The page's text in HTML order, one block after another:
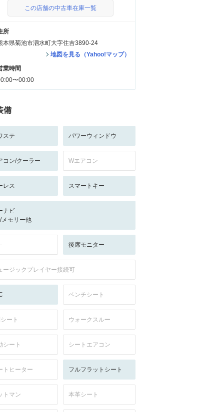
この店舗の中古車在庫一覧
所
本県菊池市泗水町大字住吉3890-24
地図を見る（Yahoo!マップ）
業時間
〜00:00
備
ステ パワーウィンドウ
コン/クーラー Wエアコン
レス スマートキー
ナビ
メモリー他
後席モニター
ージックプレイヤー接続可
ベンチシート
ート ウォークスルー
シート シートエアコン
トヒーター フルフラットシート
トマン 本革シート